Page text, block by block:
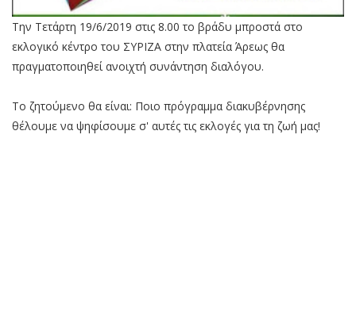
Την Τετάρτη 19/6/2019 στις 8.00 το βράδυ μπροστά στο
εκλογικό κέντρο του ΣΥΡΙΖΑ στην πλατεία Άρεως θα
πραγματοποιηθεί ανοιχτή συνάντηση διαλόγου.
Το ζητούμενο θα είναι: Ποιο πρόγραμμα διακυβέρνησης
θέλουμε να ψηφίσουμε σ' αυτές τις εκλογές για τη ζωή μας!